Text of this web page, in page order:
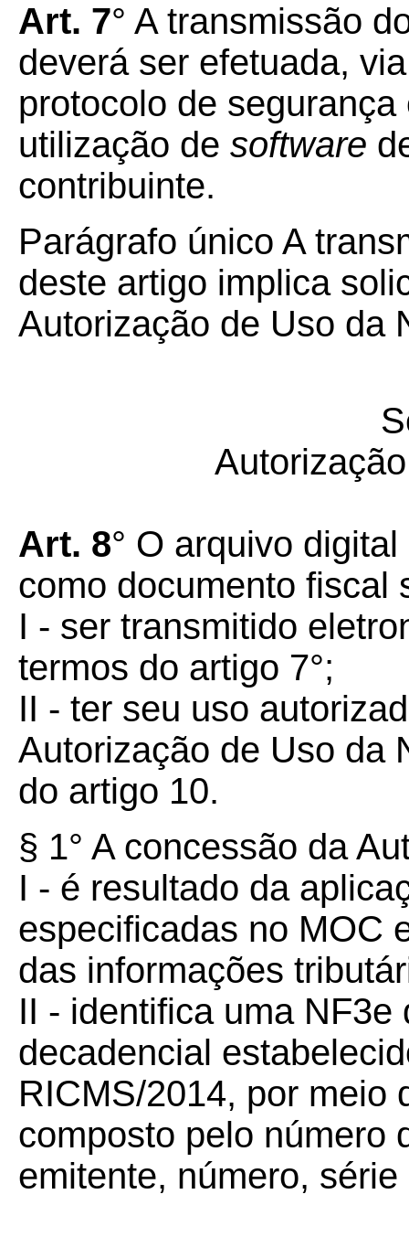
Art. 7° A transmissão
deverá ser efetuada,
protocolo de
utilização de software
contribuinte.
Parágrafo único A
deste artigo implica
Autorização de Uso da
Art. 8° O arquivo
como documento fiscal
I - ser transmitido
termos do artigo 7°;
II - ter seu uso
Autorização de Uso da
do artigo 10.
§ 1° A concessão da
I - é resultado da
especificadas no MOC
das informações
II - identifica uma
decadencial
RICMS/2014, por meio
composto pelo número
emitente, número,